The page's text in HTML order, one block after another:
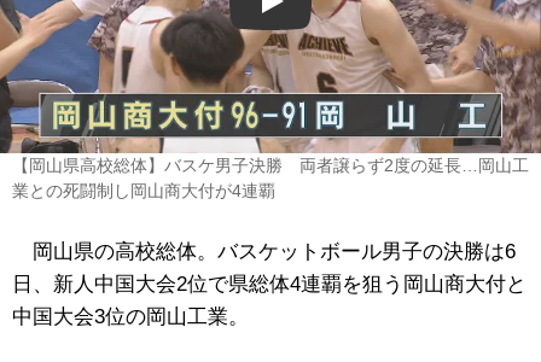
Play
【岡山県高校総体】バスケ男子決勝 両者譲らず2度の延長…岡山工
業との死闘制し岡山商大付が4連覇
岡山県の高校総体。バスケットボール男子の決勝は6
日、新人中国大会2位で県総体4連覇を狙う岡山商大付と
中国大会3位の岡山工業。